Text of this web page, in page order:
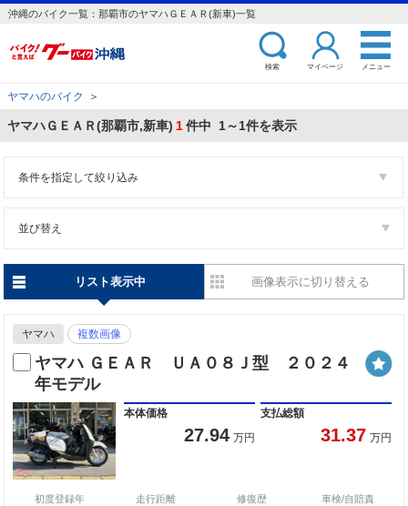
沖縄のバイク一覧：那覇市のヤマハＧＥＡＲ(新車)一覧
検索 マイページ メニュー
ヤマハのバイク ＞
ヤマハＧＥＡＲ(那覇市,新車) 1件中 1～1件を表示
条件を指定して絞り込み
並び替え
リスト表示中 画像表示に切り替える
ヤマハ 複数画像
ヤマハ ＧＥＡＲ ＵＡ０８Ｊ型 ２０２４
年モデル
本体価格
27.94 万円
支払総額
31.37 万円
初度登録年
走行距離
修復歴
車検/自賠責